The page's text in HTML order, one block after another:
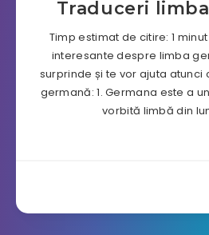
Traduceri
Timp estimat de citire: 1
interesante despre limba
surprinde și te vor ajuta atunci
germană: 1. Germana este a
vorbită limbă din